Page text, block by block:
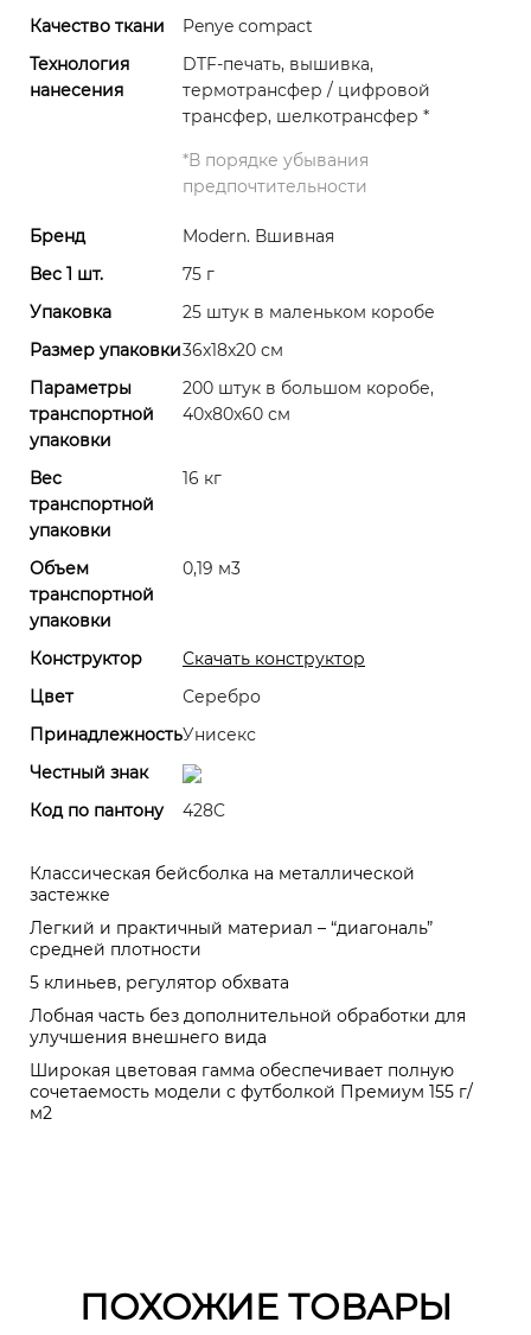
Качество ткани
Penye compact
Технология
нанесения
DTF-печать, вышивка,
термотрансфер / цифровой
трансфер, шелкотрансфер *
*В порядке убывания
предпочтительности
Бренд
Modern. Вшивная
Вес 1 шт.
75 г
Упаковка
25 штук в маленьком коробе
Размер упаковки36х18х20 см
Параметры
транспортной
упаковки
200 штук в большом коробе,
40x80x60 см
Вес
транспортной
упаковки
16 кг
Объем
транспортной
упаковки
0,19 м3
Конструктор
Скачать конструктор
Цвет
Серебро
ПринадлежностьУнисекс
Честный знак
Код по пантону
428C
Классическая бейсболка на металлической
застежке
Легкий и практичный материал – “диагональ”
средней плотности
5 клиньев, регулятор обхвата
Лобная часть без дополнительной обработки для
улучшения внешнего вида
Широкая цветовая гамма обеспечивает полную
сочетаемость модели с футболкой Премиум 155 г/
м2
ПОХОЖИЕ ТОВАРЫ